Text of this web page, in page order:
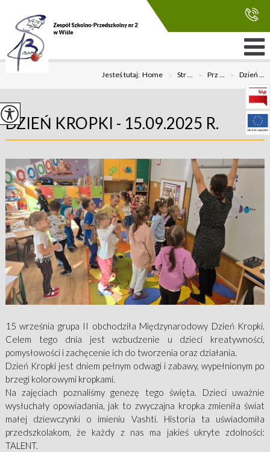
Jesteś tutaj:Home > Str ... > Prz ... > Dzień ...
DZIEŃ KROPKI - 15.09.2025 R.
15 września grupa II obchodziła Międzynarodowy Dzień Kropki.
Celem tego dnia jest wzbudzenie u dzieci kreatywności,
pomysłowości i zachęcenie ich do tworzenia oraz działania.
Dzień Kropki jest dniem pełnym odwagi i zabawy, wypełnionym po
brzegi kolorowymi kropkami.
Na zajęciach poznaliśmy genezę tego święta. Dzieci uważnie
wysłuchały opowiadania, jak to zwyczajna kropka zmieniła świat
małej dziewczynki o imieniu Vashti. Historia ta uświadomiła
przedszkolakom, że każdy z nas ma jakieś ukryte zdolności:
TALENT.